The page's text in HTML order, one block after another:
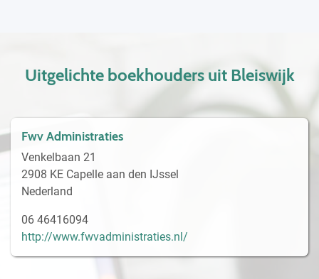
Uitgelichte boekhouders uit Bleiswijk
Fwv Administraties
Venkelbaan 21
2908 KE Capelle aan den IJssel
Nederland
06 46416094
http://www.fwvadministraties.nl/